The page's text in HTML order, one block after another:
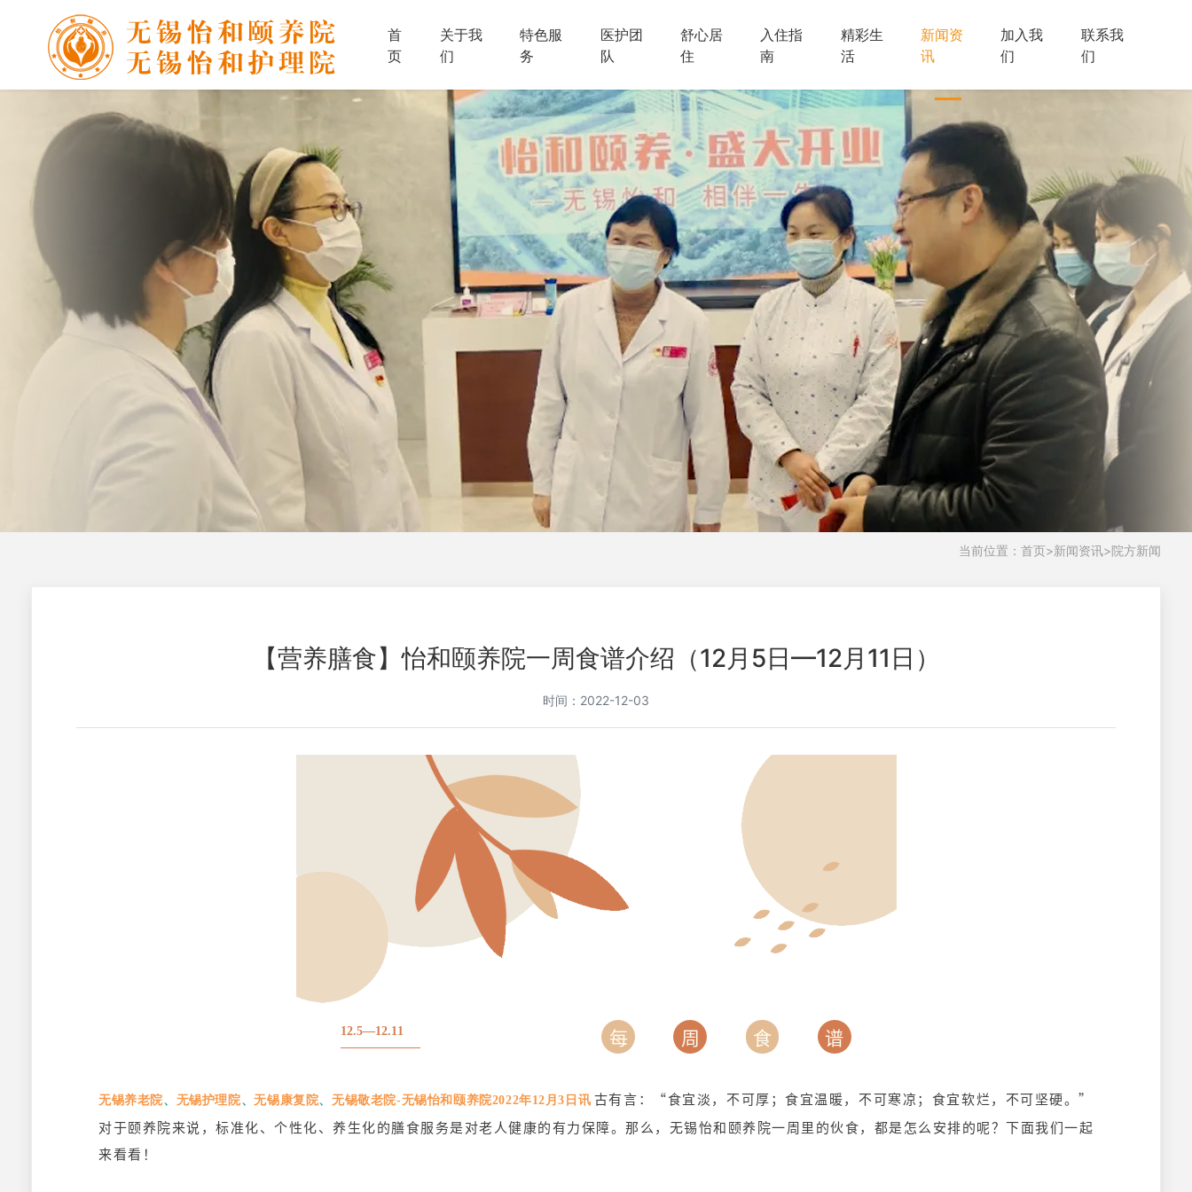
首
页
关于我
们
特色服
务
医护团
队
舒心居
住
入住指
南
精彩生
活
新闻资
讯
加入我
们
联系我
们
当前位置： 首页>新闻资讯>院方新闻
【营养膳食】怡和颐养院一周食谱介绍（12月5日—12月11日）
时间：2022-12-03
12.5—12.11 每 周 食 谱
无锡养老院、 无锡护理院、无锡康复院、 无锡敬老院-无锡怡和颐养院2022年12月3日讯 古有言：“食宜淡，不可厚；食宜温暖，不可寒凉；食宜软烂，不可坚硬。”
对于颐养院来说，标准化、个性化、养生化的膳食服务是对老人健康的有力保障。那么，无锡怡和颐养院一周里的伙食，都是怎么安排的呢？下面我们一起
来看看！